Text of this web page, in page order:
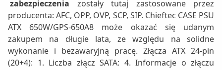
zabezpieczenia zostały tutaj zastosowane przez
producenta: AFC, OPP, OVP, SCP, SIP. Chieftec CASE PSU
ATX 650W/GPS-650A8 może okazać się udanym
zakupem na długie lata, ze względu na solidne
wykonanie i bezawaryjną pracę. Złącza ATX 24-pin
(20+4): 1. Liczba złącz SATA: 4. Informacje o złączu